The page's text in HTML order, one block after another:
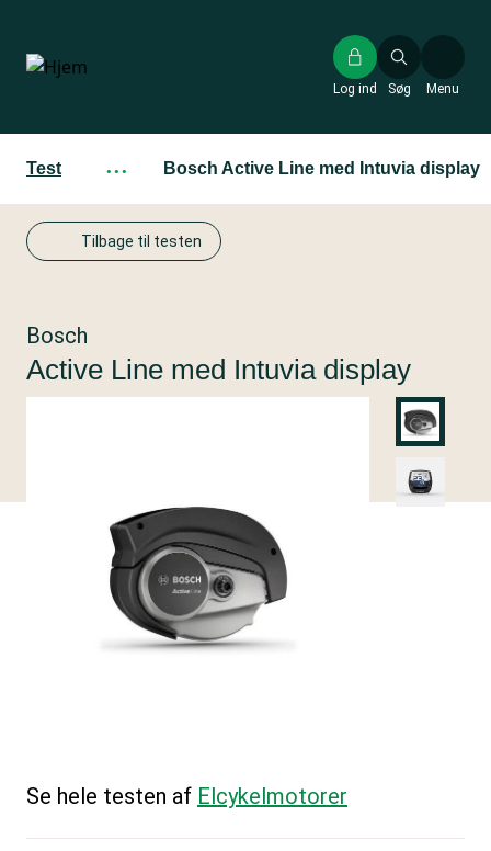
hovedindhold
Søg
Log ind Menu
Test ··· Bosch Active Line med Intuvia display
Tilbage til testen
Bosch
Active Line med Intuvia display
Se hele testen af Elcykelmotorer